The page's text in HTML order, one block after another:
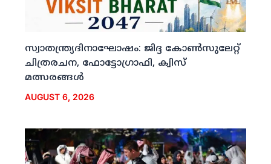
സ്വാതന്ത്ര്യദിനാഘോഷം: ജിദ്ദ കോണ്‍സുലേറ്റ്
ചിത്രരചന, ഫോട്ടോഗ്രാഫി, ക്വിസ്
മത്സരങ്ങള്‍
AUGUST 6, 2026